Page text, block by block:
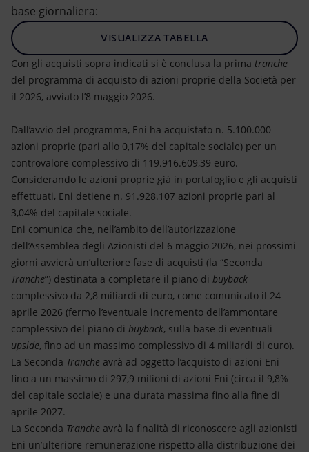
base giornaliera:
VISUALIZZA TABELLA
Con gli acquisti sopra indicati si è conclusa la prima tranche
del programma di acquisto di azioni proprie della Società per
il 2026, avviato l’8 maggio 2026.
Dall’avvio del programma, Eni ha acquistato n. 5.100.000
azioni proprie (pari allo 0,17% del capitale sociale) per un
controvalore complessivo di 119.916.609,39 euro.
Considerando le azioni proprie già in portafoglio e gli acquisti
effettuati, Eni detiene n. 91.928.107 azioni proprie pari al
3,04% del capitale sociale.
Eni comunica che, nell’ambito dell’autorizzazione
dell’Assemblea degli Azionisti del 6 maggio 2026, nei prossimi
giorni avvierà un’ulteriore fase di acquisti (la “Seconda
Tranche”) destinata a completare il piano di buyback
complessivo da 2,8 miliardi di euro, come comunicato il 24
aprile 2026 (fermo l’eventuale incremento dell’ammontare
complessivo del piano di buyback, sulla base di eventuali
upside, fino ad un massimo complessivo di 4 miliardi di euro).
La Seconda Tranche avrà ad oggetto l’acquisto di azioni Eni
fino a un massimo di 297,9 milioni di azioni Eni (circa il 9,8%
del capitale sociale) e una durata massima fino alla fine di
aprile 2027.
La Seconda Tranche avrà la finalità di riconoscere agli azionisti
Eni un’ulteriore remunerazione rispetto alla distribuzione dei